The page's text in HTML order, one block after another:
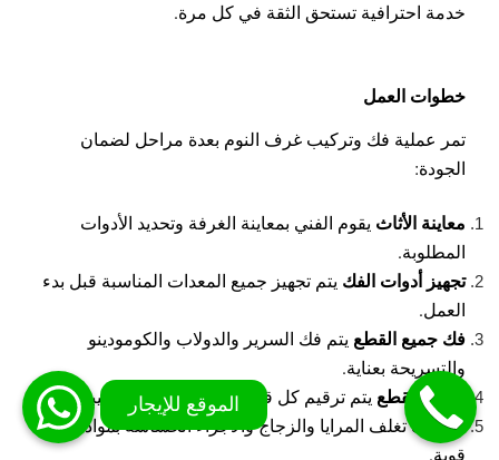
خدمة احترافية تستحق الثقة في كل مرة.
خطوات العمل
تمر عملية فك وتركيب غرف النوم بعدة مراحل لضمان
الجودة:
معاينة الأثاث يقوم الفني بمعاينة الغرفة وتحديد الأدوات
المطلوبة.
تجهيز أدوات الفك يتم تجهيز جميع المعدات المناسبة قبل بدء
العمل.
فك جميع القطع يتم فك السرير والدولاب والكومودينو
والتسريحة بعناية.
ترقيم القطع يتم ترقيم كل قطعة لتسهيل إعادة تركيبها.
التغليفتغلف المرايا والزجاج والأجزاء الحساسة بمواد حماية
قوية.